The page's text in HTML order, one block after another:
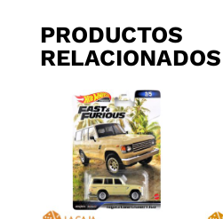
PRODUCTOS
RELACIONADOS